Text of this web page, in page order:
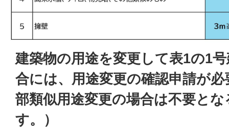
建築物の用途を変更して表1の1
合には、用途変更の確認申請が
部類似用途変更の場合は不要と
す。）